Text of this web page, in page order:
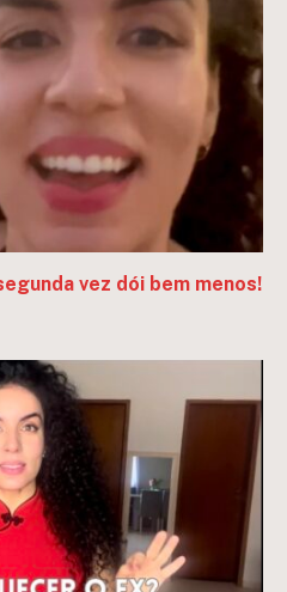
vez dói bem menos!